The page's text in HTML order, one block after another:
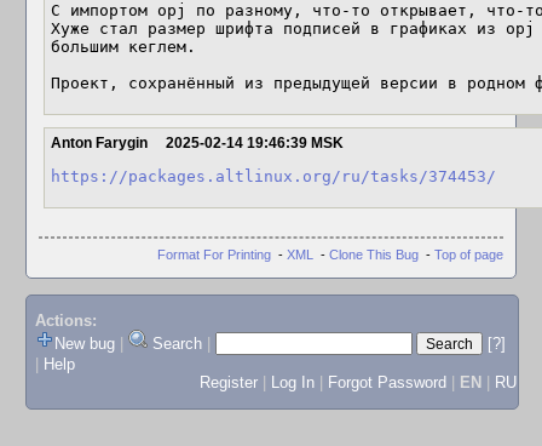
С импортом opj по разному, что-то открывает, что-
Хуже стал размер шрифта подписей в графиках из opj
большим кеглем.
Проект, сохранённый из предыдущей версии в родном
Anton Farygin 2025-02-14 19:46:39 MSK
https://packages.altlinux.org/ru/tasks/374453/
Format For Printing - XML - Clone This Bug - Top of page
Actions:
New bug
Search
[?]
Help
Register
Log In Forgot Password EN RU